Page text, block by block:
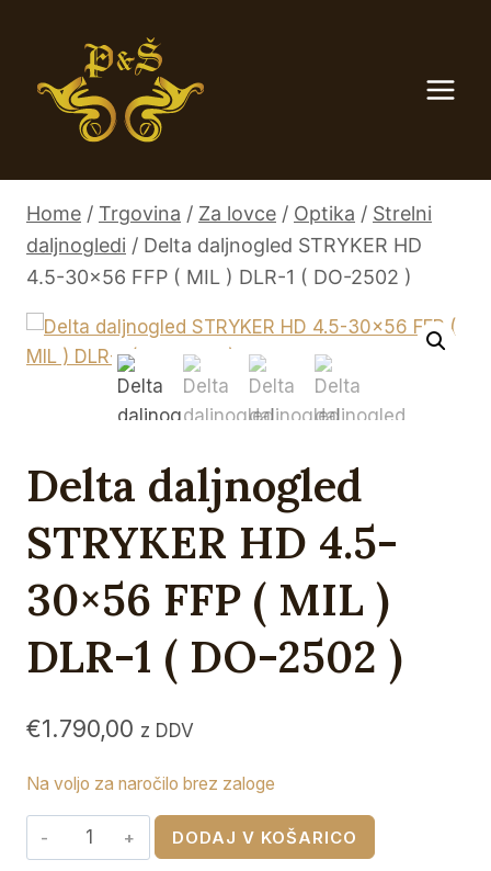
Home / Trgovina / Za lovce / Optika / Strelni
daljnogledi / Delta daljnogled STRYKER HD
4.5-30×56 FFP ( MIL ) DLR-1 ( DO-2502 )
Delta daljnogled
STRYKER HD 4.5-
30×56 FFP ( MIL )
DLR-1 ( DO-2502 )
€1.790,00 z DDV
Na voljo za naročilo brez zaloge
Delta
daljnogled
DODAJ V KOŠARICO